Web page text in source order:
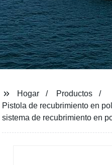
Hogar
Productos
Pistola de recubrimiento en
sistema de recubrimiento en